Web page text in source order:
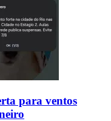
para ventos